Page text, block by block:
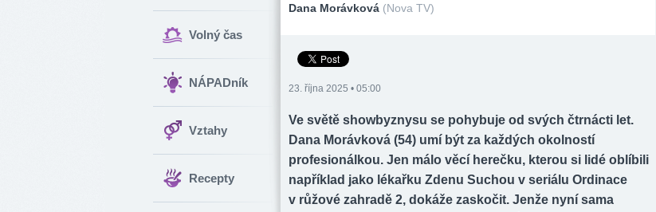
Volný čas
NÁPADník
Vztahy
Recepty
Dana Morávková (Nova TV)
23. října 2025 • 05:00
Ve světě showbyznysu se pohybuje od svých čtrnácti let.
Dana Morávková (54) umí být za každých okolností
profesionálkou. Jen málo věcí herečku, kterou si lidé oblíbili
například jako lékařku Zdenu Suchou v seriálu Ordinace
v růžové zahradě 2, dokáže zaskočit. Jenže nyní sama